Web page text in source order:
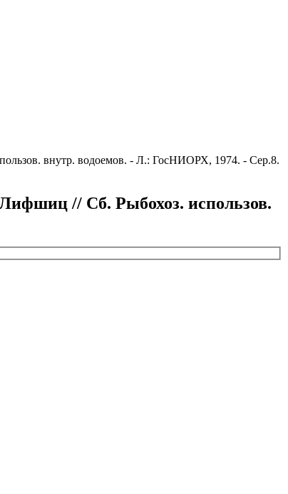
внутр. водоемов. - Л.: ГосНИОРХ, 1974. - Сер.8.
// Сб. Рыбохоз. использов.